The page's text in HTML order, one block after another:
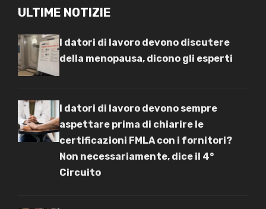
ULTIME NOTIZIE
I datori di lavoro devono discutere
della menopausa, dicono gli esperti
I datori di lavoro devono sempre
aspettare prima di chiarire le
certificazioni FMLA con i fornitori?
Non necessariamente, dice il 4°
Circuito